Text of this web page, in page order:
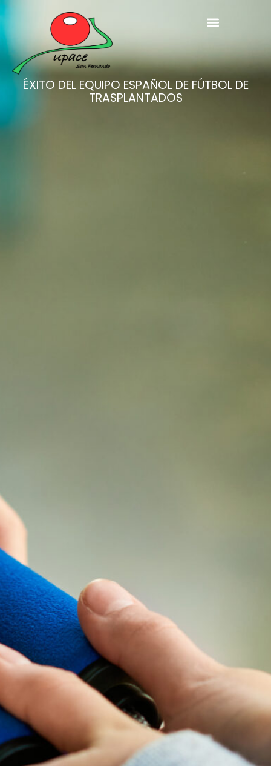
ÉXITO DEL EQUIPO ESPAÑOL DE FÚTBOL DE
TRASPLANTADOS